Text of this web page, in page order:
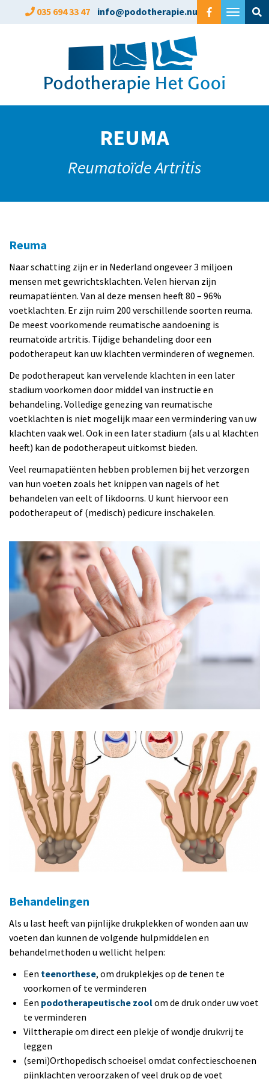
Overslaan
en
de
inhoud
gaan
035 694 33 47 info@podotherapie.nu
Toggle
REUMA
Reumatoïde Artritis
Reuma
Naar schatting zijn er in Nederland ongeveer 3 miljoen
mensen met gewrichtsklachten. Velen hiervan zijn
reumapatiënten. Van al deze mensen heeft 80 – 96%
voetklachten. Er zijn ruim 200 verschillende soorten reuma.
De meest voorkomende reumatische aandoening is
reumatoïde artritis. Tijdige behandeling door een
podotherapeut kan uw klachten verminderen of wegnemen.
De podotherapeut kan vervelende klachten in een later
stadium voorkomen door middel van instructie en
behandeling. Volledige genezing van reumatische
voetklachten is niet mogelijk maar een vermindering van uw
klachten vaak wel. Ook in een later stadium (als u al klachten
heeft) kan de podotherapeut uitkomst bieden.
Veel reumapatiënten hebben problemen bij het verzorgen
van hun voeten zoals het knippen van nagels of het
behandelen van eelt of likdoorns. U kunt hiervoor een
podotherapeut of (medisch) pedicure inschakelen.
Behandelingen
Als u last heeft van pijnlijke drukplekken of wonden aan uw
voeten dan kunnen de volgende hulpmiddelen en
behandelmethoden u wellicht helpen:
Een teenorthese, om drukplekjes op de tenen te
voorkomen of te verminderen
Een podotherapeutische zoolom de druk onder uw voet
te verminderen
Vilttherapie om direct een plekje of wondje drukvrij te
leggen
(semi)Orthopedisch schoeisel omdat confectieschoenen
pijnklachten veroorzaken of veel druk op de voet